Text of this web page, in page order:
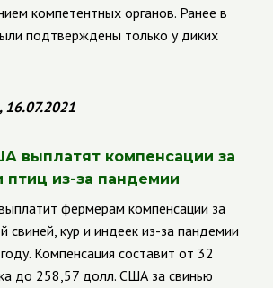
компетентных органов. Ранее в
подтверждены только у диких
, 16.07.2021
выплатят компенсации за
птиц из-за пандемии
фермерам компенсации за
свиней, кур и индеек из-за пандемии
Компенсация составит от 32
до 258,57 долл. США за свинью